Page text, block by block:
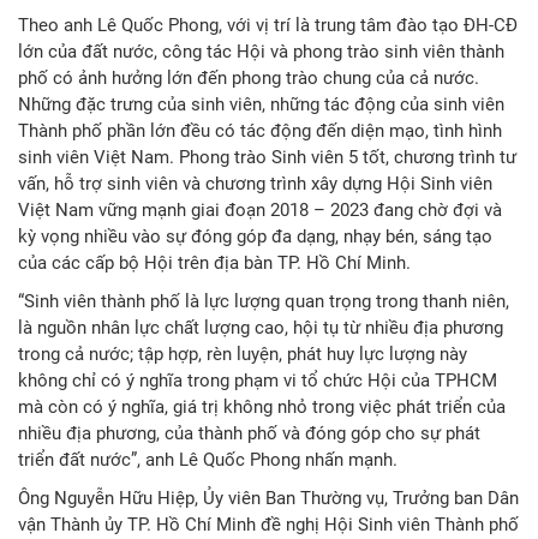
Theo anh Lê Quốc Phong, với vị trí là trung tâm đào tạo ĐH-CĐ
lớn của đất nước, công tác Hội và phong trào sinh viên thành
phố có ảnh hưởng lớn đến phong trào chung của cả nước.
Những đặc trưng của sinh viên, những tác động của sinh viên
Thành phố phần lớn đều có tác động đến diện mạo, tình hình
sinh viên Việt Nam. Phong trào Sinh viên 5 tốt, chương trình tư
vấn, hỗ trợ sinh viên và chương trình xây dựng Hội Sinh viên
Việt Nam vững mạnh giai đoạn 2018 – 2023 đang chờ đợi và
kỳ vọng nhiều vào sự đóng góp đa dạng, nhạy bén, sáng tạo
của các cấp bộ Hội trên địa bàn TP. Hồ Chí Minh.
“Sinh viên thành phố là lực lượng quan trọng trong thanh niên,
là nguồn nhân lực chất lượng cao, hội tụ từ nhiều địa phương
trong cả nước; tập hợp, rèn luyện, phát huy lực lượng này
không chỉ có ý nghĩa trong phạm vi tổ chức Hội của TPHCM
mà còn có ý nghĩa, giá trị không nhỏ trong việc phát triển của
nhiều địa phương, của thành phố và đóng góp cho sự phát
triển đất nước”, anh Lê Quốc Phong nhấn mạnh.
Ông Nguyễn Hữu Hiệp, Ủy viên Ban Thường vụ, Trưởng ban Dân
vận Thành ủy TP. Hồ Chí Minh đề nghị Hội Sinh viên Thành phố